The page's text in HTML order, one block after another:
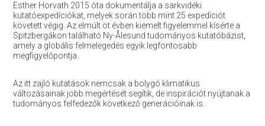
Esther Horvath 2015 óta dokumentálja a sarkvidéki
kutatóexpedíciókat, melyek során több mint 25 expedíciót
követett végig. Az elmúlt öt évben kiemelt figyelemmel kísérte a
Spitzbergákon található Ny-Ålesund tudományos kutatóbázist,
amely a globális felmelegedés egyik legfontosabb
megfigyelőpontja.
Az itt zajló kutatások nemcsak a bolygó klimatikus
változásainak jobb megértését segítik, de inspirációt nyújtanak a
tudományos felfedezők következő generációinak is.